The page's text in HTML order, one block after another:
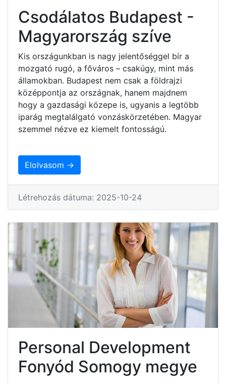
Csodálatos Budapest -
Magyarország szíve
Kis országunkban is nagy jelentőséggel bír a
mozgató rugó, a főváros – csakúgy, mint más
államokban. Budapest nem csak a földrajzi
középpontja az országnak, hanem majdnem
hogy a gazdasági közepe is, ugyanis a legtöbb
iparág megtalálgató vonzáskörzetében. Magyar
szemmel nézve ez kiemelt fontosságú.
Elolvasom →
Létrehozás dátuma: 2025-10-24
Personal Development
Fonyód Somogy megye